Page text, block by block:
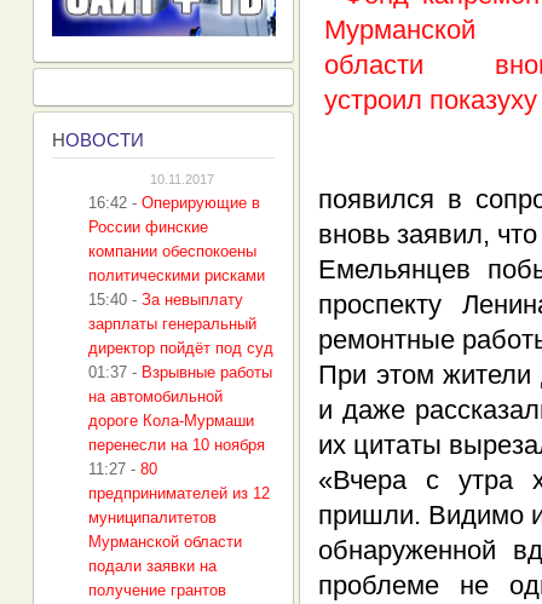
появился в
вновь заявил,
Емельянцев
проспекту
ремонтные
При этом жители
и даже
их цитаты
«Вчера с утра
пришли. Видимо
обнаруженной
проблеме не
НОВОСТИ
10.11.2017
16:42 - Оперирующие в
России финские
компании обеспокоены
политическими рисками
15:40 - За невыплату
зарплаты генеральный
директор пойдёт под суд
01:37 - Взрывные работы
на автомобильной
дороге Кола-Мурмаши
перенесли на 10 ноября
11:27 - 80
предпринимателей из 12
муниципалитетов
Мурманской области
подали заявки на
получение грантов